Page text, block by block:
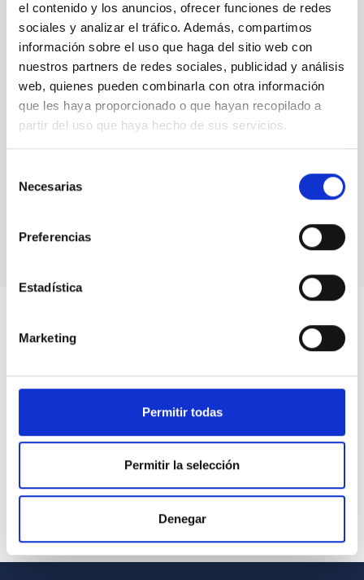
el contenido y los anuncios, ofrecer funciones de redes
sociales y analizar el tráfico. Además, compartimos
información sobre el uso que haga del sitio web con
nuestros partners de redes sociales, publicidad y análisis
web, quienes pueden combinarla con otra información
que les haya proporcionado o que hayan recopilado a
partir del uso que haya hecho de sus servicios.
Necesarias
Preferencias
Estadística
Marketing
Permitir todas
Permitir la selección
Denegar
Presentation of the exhibition and the project "100
Square Moons" at the Museum of Science and